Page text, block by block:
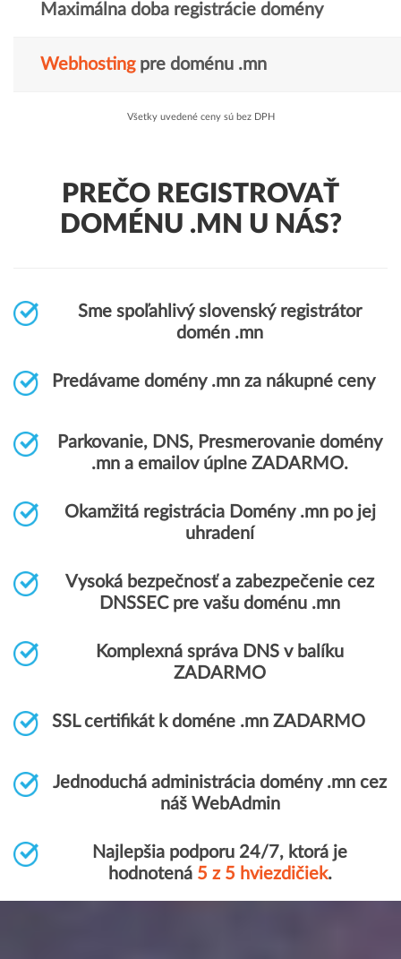
Maximálna doba registrácie domény
Webhostingpre doménu .mn
Všetky uvedené ceny sú bez DPH
PREČO REGISTROVAŤ
DOMÉNU .MN U NÁS?
Sme spoľahlivý slovenský registrátor
domén .mn
Predávame domény .mn za nákupné ceny
Parkovanie, DNS, Presmerovanie domény
.mn a emailov úplne ZADARMO.
Okamžitá registrácia Domény .mn po jej
uhradení
Vysoká bezpečnosť a zabezpečenie cez
DNSSEC pre vašu doménu .mn
Komplexná správa DNS v balíku
ZADARMO
SSL certifikát k doméne .mn ZADARMO
Jednoduchá administrácia domény .mn cez
náš WebAdmin
Najlepšia podporu 24/7, ktorá je
hodnotená 5 z 5 hviezdičiek.